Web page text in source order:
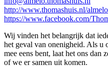
http://www.thomashuis.nl/almelo
https://www.facebook.com/
Wij vinden het belangrijk dat
het geval van onenigheid. Als u
mee eens bent, laat het ons
of we er samen uit komen.